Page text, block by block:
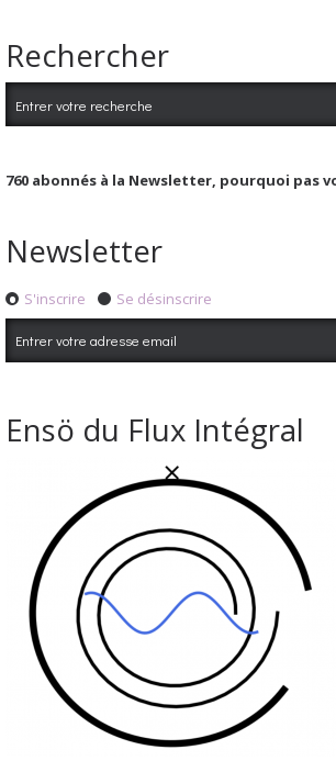
Rechercher
760 abonnés à la Newsletter, pourquoi pas
Newsletter
S'inscrire Se désinscrire
Ensö du Flux Intégral